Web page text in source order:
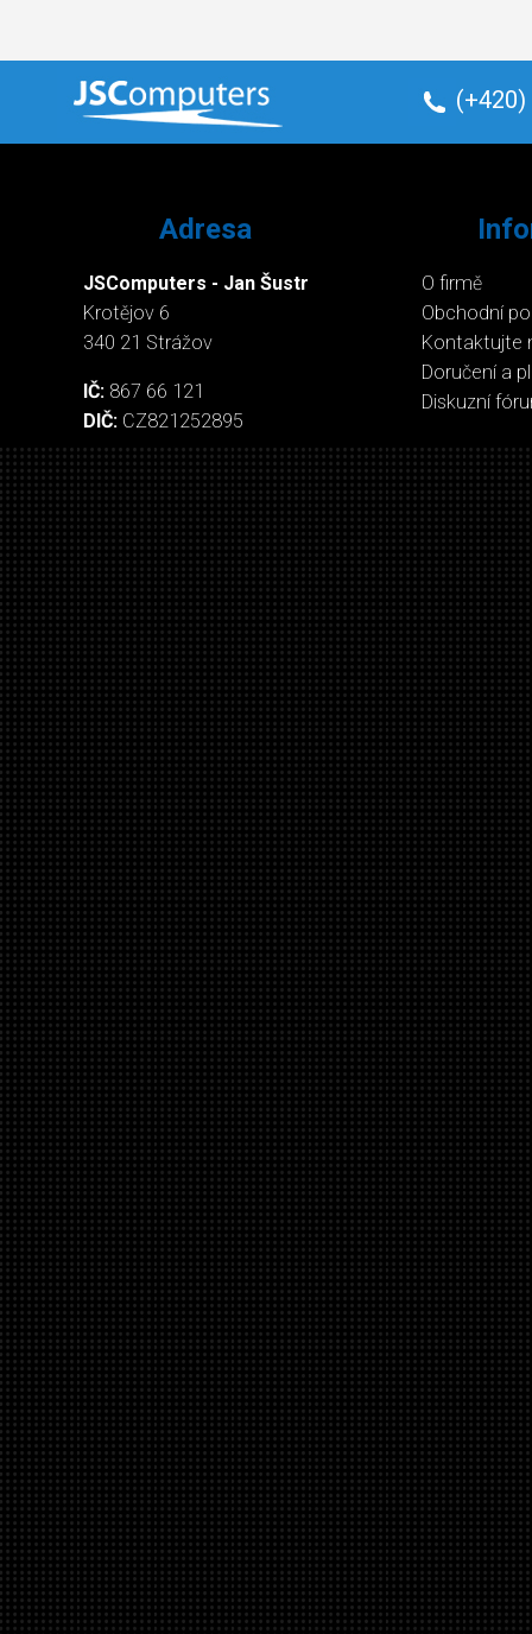
(+420)
Adresa
JSComputers - Jan Šustr
Krotějov 6
340 21 Strážov
IČ: 867 66 121
DIČ: CZ821252895
O firmě
Obchodní
Kontaktujte
Doručení a
Diskuzní